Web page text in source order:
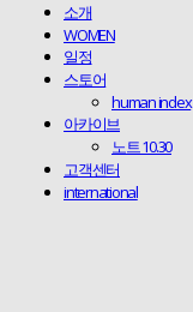
소개
WOMEN
일정
스토어
human index
아카이브
노트 10.30
고객센터
international